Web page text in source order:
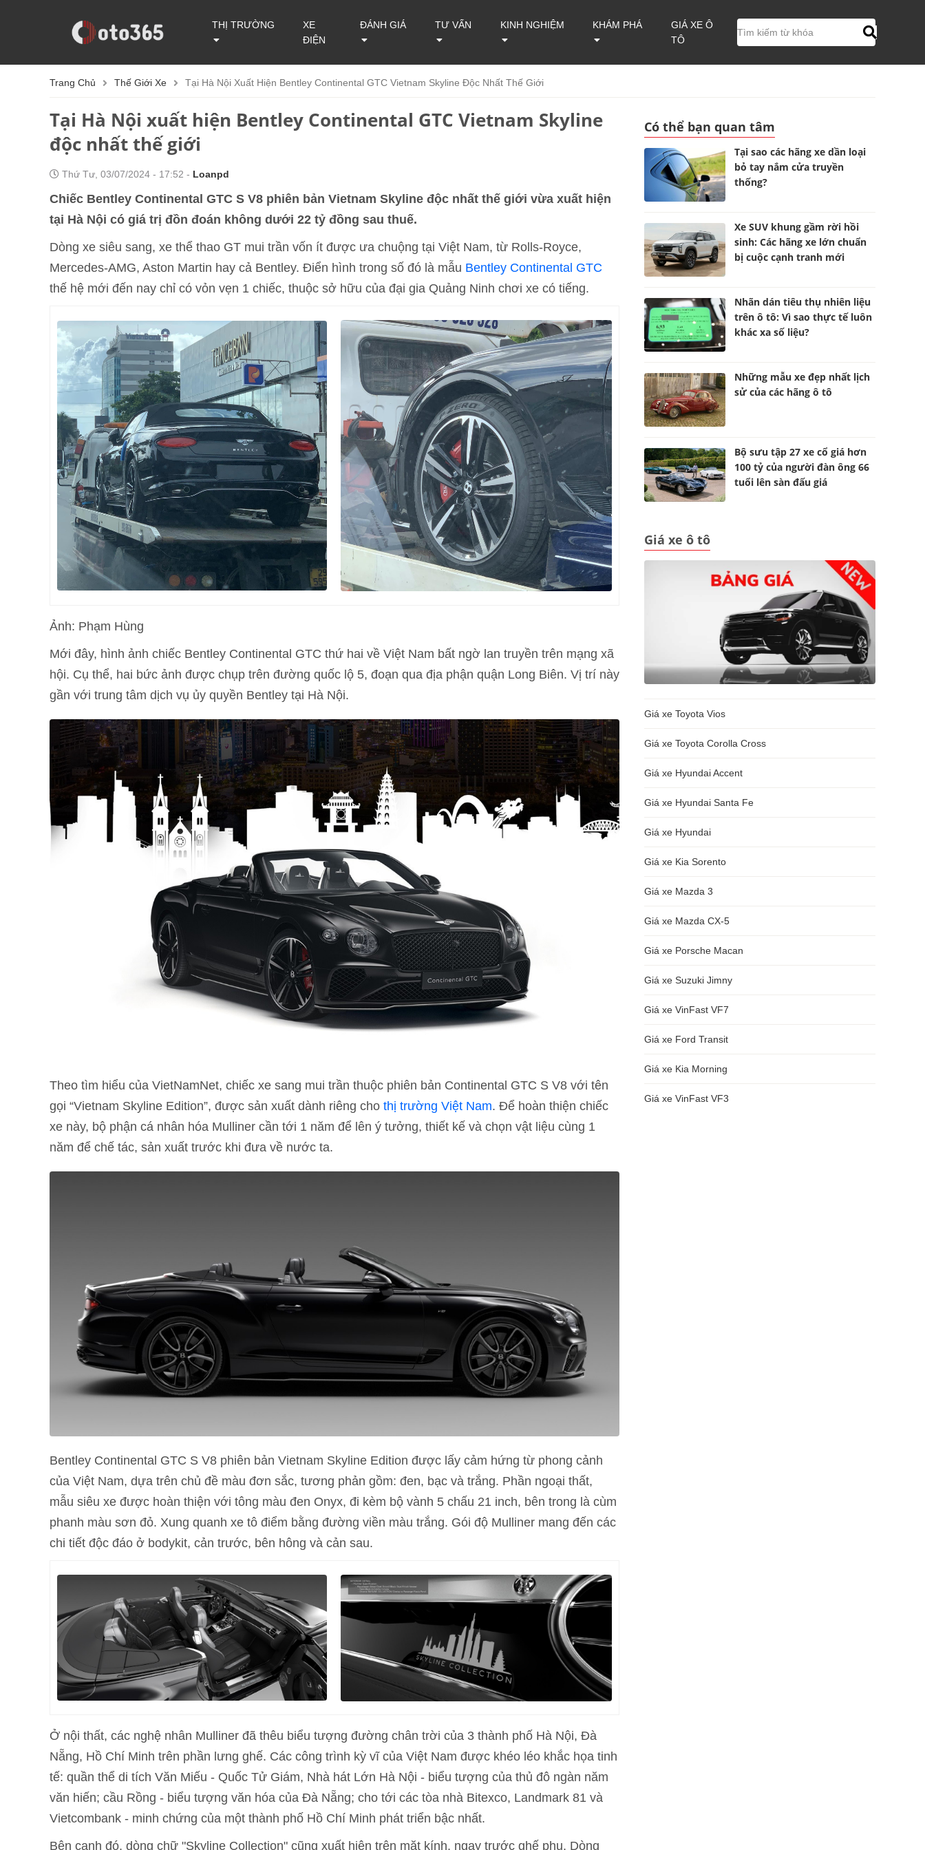
THỊ TRƯỜNG
XE
ĐIỆN
ĐÁNH GIÁ TƯ VẤN KINH NGHIỆM KHÁM PHÁ
GIÁ XE Ô
TÔ
Trang Chủ Thế Giới Xe Tại Hà Nội Xuất Hiện Bentley Continental GTC Vietnam Skyline Độc Nhất Thế Giới
Tại Hà Nội xuất hiện Bentley Continental GTC Vietnam Skyline
độc nhất thế giới
Thứ Tư, 03/07/2024 - 17:52 - Loanpd
Chiếc Bentley Continental GTC S V8 phiên bản Vietnam Skyline độc nhất thế giới vừa xuất hiện
tại Hà Nội có giá trị đồn đoán không dưới 22 tỷ đồng sau thuế.
Dòng xe siêu sang, xe thể thao GT mui trần vốn ít được ưa chuộng tại Việt Nam, từ Rolls-Royce,
Mercedes-AMG, Aston Martin hay cả Bentley. Điển hình trong số đó là mẫu Bentley Continental GTC
thế hệ mới đến nay chỉ có vỏn vẹn 1 chiếc, thuộc sở hữu của đại gia Quảng Ninh chơi xe có tiếng.
Ảnh: Phạm Hùng
Mới đây, hình ảnh chiếc Bentley Continental GTC thứ hai về Việt Nam bất ngờ lan truyền trên mạng xã
hội. Cụ thể, hai bức ảnh được chụp trên đường quốc lộ 5, đoạn qua địa phận quận Long Biên. Vị trí này
gần với trung tâm dịch vụ ủy quyền Bentley tại Hà Nội.
Theo tìm hiểu của VietNamNet, chiếc xe sang mui trần thuộc phiên bản Continental GTC S V8 với tên
gọi “Vietnam Skyline Edition”, được sản xuất dành riêng cho thị trường Việt Nam. Để hoàn thiện chiếc
xe này, bộ phận cá nhân hóa Mulliner cần tới 1 năm để lên ý tưởng, thiết kế và chọn vật liệu cùng 1
năm để chế tác, sản xuất trước khi đưa về nước ta.
Bentley Continental GTC S V8 phiên bản Vietnam Skyline Edition được lấy cảm hứng từ phong cảnh
của Việt Nam, dựa trên chủ đề màu đơn sắc, tương phản gồm: đen, bạc và trắng. Phần ngoại thất,
mẫu siêu xe được hoàn thiện với tông màu đen Onyx, đi kèm bộ vành 5 chấu 21 inch, bên trong là cùm
phanh màu sơn đỏ. Xung quanh xe tô điểm bằng đường viền màu trắng. Gói độ Mulliner mang đến các
chi tiết độc đáo ở bodykit, cản trước, bên hông và cản sau.
Ở nội thất, các nghệ nhân Mulliner đã thêu biểu tượng đường chân trời của 3 thành phố Hà Nội, Đà
Nẵng, Hồ Chí Minh trên phần lưng ghế. Các công trình kỳ vĩ của Việt Nam được khéo léo khắc họa tinh
tế: quần thể di tích Văn Miếu - Quốc Tử Giám, Nhà hát Lớn Hà Nội - biểu tượng của thủ đô ngàn năm
văn hiến; cầu Rồng - biểu tượng văn hóa của Đà Nẵng; cho tới các tòa nhà Bitexco, Landmark 81 và
Vietcombank - minh chứng của một thành phố Hồ Chí Minh phát triển bậc nhất.
Bên cạnh đó, dòng chữ "Skyline Collection" cũng xuất hiện trên mặt kính, ngay trước ghế phụ. Dòng
Có thể bạn quan tâm
Tại sao các hãng xe dần loại
bỏ tay nắm cửa truyền
thống?
Xe SUV khung gầm rời hồi
sinh: Các hãng xe lớn chuẩn
bị cuộc cạnh tranh mới
Nhãn dán tiêu thụ nhiên liệu
trên ô tô: Vì sao thực tế luôn
khác xa số liệu?
Những mẫu xe đẹp nhất lịch
sử của các hãng ô tô
Bộ sưu tập 27 xe cổ giá hơn
100 tỷ của người đàn ông 66
tuổi lên sàn đấu giá
Giá xe ô tô
Giá xe Toyota Vios
Giá xe Toyota Corolla Cross
Giá xe Hyundai Accent
Giá xe Hyundai Santa Fe
Giá xe Hyundai
Giá xe Kia Sorento
Giá xe Mazda 3
Giá xe Mazda CX-5
Giá xe Porsche Macan
Giá xe Suzuki Jimny
Giá xe VinFast VF7
Giá xe Ford Transit
Giá xe Kia Morning
Giá xe VinFast VF3